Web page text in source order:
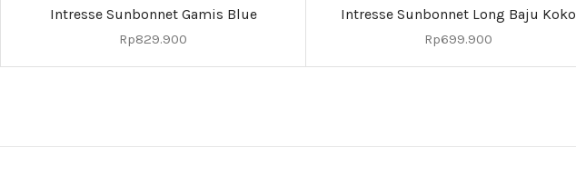
Intresse Sunbonnet Gamis Blue
Rp829.900
Intresse Sunbonnet Long Baju Koko
Rp699.900